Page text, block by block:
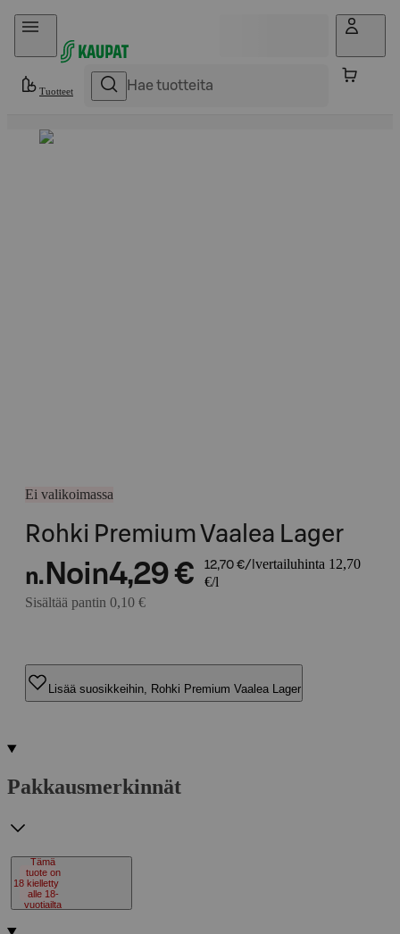
Hyppää sisältöön
Tuotteet
Ei valikoimassa
Rohki Premium Vaalea Lager
n. Noin4,29 € 12,70 €/l vertailuhinta 12,70
€/l
Sisältää pantin 0,10 €
Lisää suosikkeihin, Rohki Premium Vaalea Lager
Pakkausmerkinnät
18
Tämä
tuote on
kielletty
alle 18-
vuotiailta